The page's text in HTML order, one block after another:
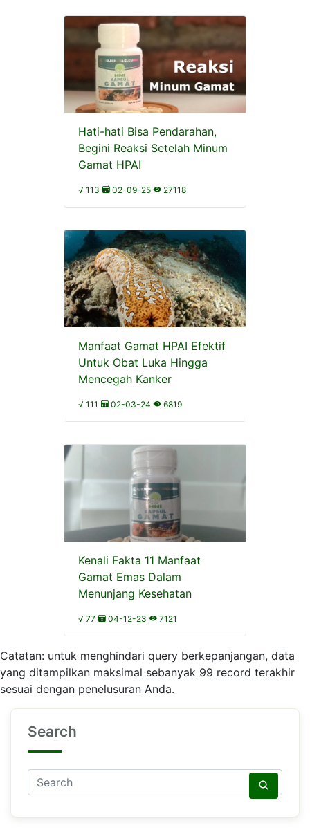
Hati-hati Bisa Pendarahan,
Begini Reaksi Setelah Minum
Gamat HPAI
√ 113 02-09-25 27118
Manfaat Gamat HPAI Efektif
Untuk Obat Luka Hingga
Mencegah Kanker
√ 111 02-03-24 6819
Kenali Fakta 11 Manfaat
Gamat Emas Dalam
Menunjang Kesehatan
√ 77 04-12-23 7121
Catatan: untuk menghindari query berkepanjangan, data
yang ditampilkan maksimal sebanyak 99 record terakhir
sesuai dengan penelusuran Anda.
Search